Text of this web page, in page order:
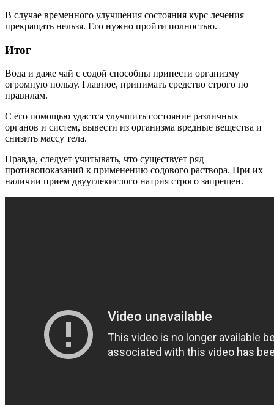
В случае временного улучшения состояния курс лечения
прекращать нельзя. Его нужно пройти полностью.
Итог
Вода и даже чай с содой способны принести организму
огромную пользу. Главное, принимать средство строго по
правилам.
С его помощью удастся улучшить состояние различных
органов и систем, вывести из организма вредные вещества и
снизить массу тела.
Правда, следует учитывать, что существует ряд
противопоказаний к применению содового раствора. При их
наличии прием двууглекислого натрия строго запрещен.